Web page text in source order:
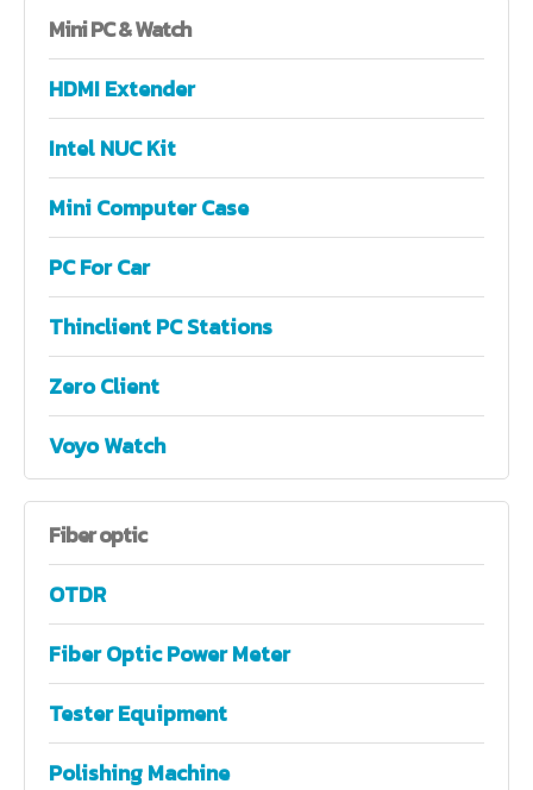
MiniPC & Watch
HDMI Extender
Intel NUC Kit
Mini Computer Case
PC For Car
Thinclient PC Stations
Zero Client
Voyo Watch
Fiberoptic
OTDR
Fiber Optic Power Meter
Tester Equipment
Polishing Machine